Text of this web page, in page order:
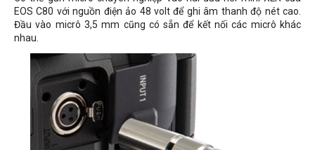
EOS C80 với nguồn điện ảo 48 volt để ghi âm thanh độ nét cao.
Đầu vào micrô 3,5 mm cũng có sẵn để kết nối các micrô khác
nhau.